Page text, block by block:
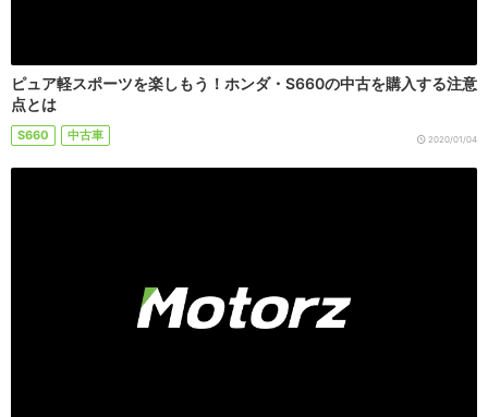
ピュア軽スポーツを楽しもう！ホンダ・S660の中古を購入する注意
点とは
S660 中古車 2020/01/04